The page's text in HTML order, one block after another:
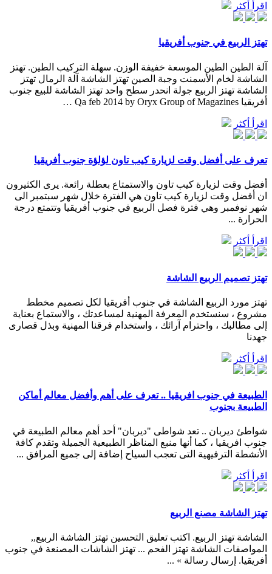
اقرأ أكثر
تهتز الربيع في جنوب أفريقيا
آلة الطين الطين الموسعة خفيفة الوزن. سهلة التركيب الطين. تهتز
الشاشة لخام الأسمنت وجبة الصين تهتز الشاشة آلة الرمال تهتز
الشاشة تهتز الربيع جولة انحدر سطح واحد تهتز الشاشة للبيع جنوب
أفريقيا Qa feb 2014 by Oryx Group of Magazines …
اقرأ أكثر
تعرف على أفضل وقت لزيارة كيب تاون لؤلؤة جنوب أفريقيا
أفضل وقت لزيارة كيب تاون والاستمتاع بعطلة رائعة. يرى الكثيرون
ان أفضل وقت لزيارة كيب تاون هي الفترة خلال شهر سبتمبر الى
شهر نوفمبر وهي فترة فصل الربيع في جنوب أفريقيا وتتمتع درجة
الحرارة ...
اقرأ أكثر
تهتز تصميم الربيع الشاشة
تهتز مورد الربيع الشاشة في جنوب أفريقيا لكل تصميم مخطط
مشروع ، سنستخدم المعرفة المهنية لمساعدتك ، والاستماع بعناية
إلى مطالبك ، واحترام آرائك ، واستخدام فرقنا المهنية وبذل قصارى
جهدنا
اقرأ أكثر
الطبيعة في جنوب افريقيا .. تعرف على أهم وأفضل معالم أماكن
الطبيعة بجنوب
شواطئ ديربان .. تعد شواطى "ديربان" أحد أهم معالم الطبيعة في
جنوب افريقيا ، كما أنها منبع المناظر الطبيعية الجميلة وتقدم كافة
الأنشطة الترفيهية التى تعجب السياح إضافة إلى جميع المرافق ...
اقرأ أكثر
تهتز الشاشة مصنع الربيع
الشاشة تهتز الربيع. اكتب تعليق التحسين تهتز الشاشة الربيع,,
المواصفات الشاشة تهتز الفحم ... تهتز الشاشات المصنعة في جنوب
أفريقيا. إرسال رسالة » ...